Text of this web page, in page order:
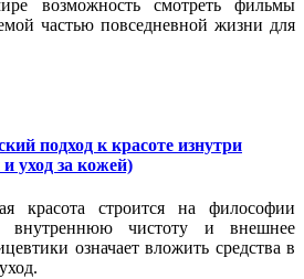
возможность смотреть фильмы
частью повседневной жизни для
подход к красоте изнутри
уход за кожей)
красота строится на философии
внутреннюю чистоту и внешнее
означает вложить средства в